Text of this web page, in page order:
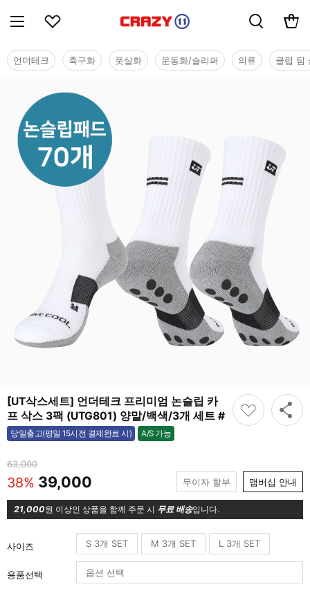
언더테크 축구화 풋살화 운동화/슬리퍼 의류 클럽 팀
[UT삭스세트] 언더테크 프리미엄 논슬립 카
프 삭스 3팩 (UTG801) 양말/백색/3개 세트 #
당일출고(평일 15시전 결제완료 시) A/S 가능
가능
63,000
38% 39,000 무이자 할부 맴버십 안내
21,000원 이상인 상품을 함께 주문 시 무료 배송입니다.
사이즈 S 3개 SET M 3개 SET L 3개 SET
용품선택